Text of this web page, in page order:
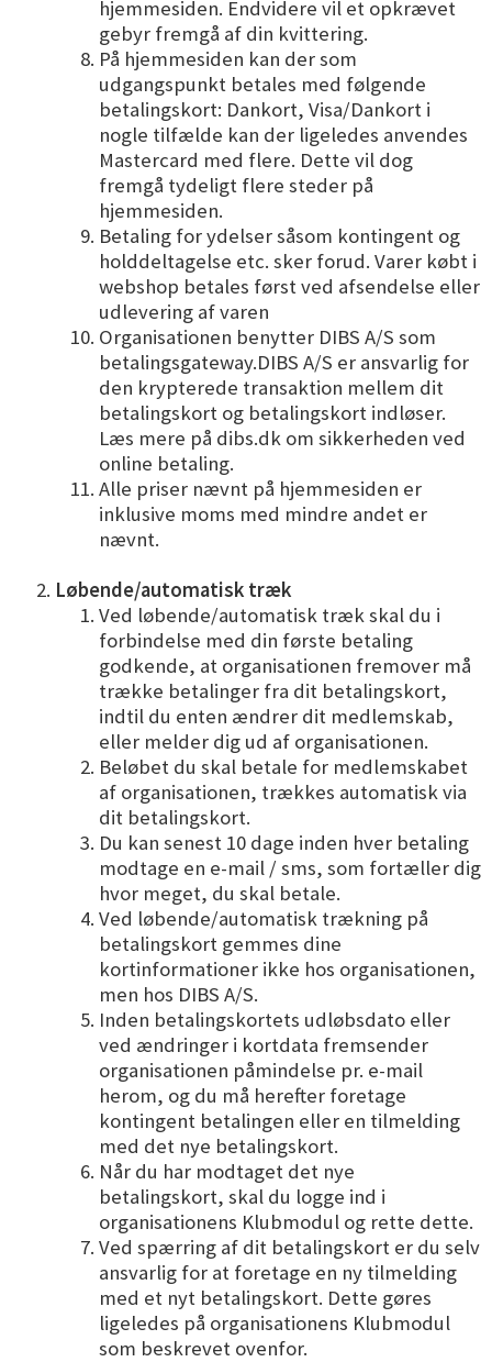
hjemmesiden. Endvidere vil et opkrævet
gebyr fremgå af din kvittering.
På hjemmesiden kan der som
udgangspunkt betales med følgende
betalingskort: Dankort, Visa/Dankort i
nogle tilfælde kan der ligeledes anvendes
Mastercard med flere. Dette vil dog
fremgå tydeligt flere steder på
hjemmesiden.
Betaling for ydelser såsom kontingent og
holddeltagelse etc. sker forud. Varer købt i
webshop betales først ved afsendelse eller
udlevering af varen
Organisationen benytter DIBS A/S som
betalingsgateway.DIBS A/S er ansvarlig for
den krypterede transaktion mellem dit
betalingskort og betalingskort indløser.
Læs mere på dibs.dk om sikkerheden ved
online betaling.
Alle priser nævnt på hjemmesiden er
inklusive moms med mindre andet er
nævnt.
Løbende/automatisk træk
Ved løbende/automatisk træk skal du i
forbindelse med din første betaling
godkende, at organisationen fremover må
trække betalinger fra dit betalingskort,
indtil du enten ændrer dit medlemskab,
eller melder dig ud af organisationen.
Beløbet du skal betale for medlemskabet
af organisationen, trækkes automatisk via
dit betalingskort.
Du kan senest 10 dage inden hver betaling
modtage en e-mail / sms, som fortæller dig
hvor meget, du skal betale.
Ved løbende/automatisk trækning på
betalingskort gemmes dine
kortinformationer ikke hos organisationen,
men hos DIBS A/S.
Inden betalingskortets udløbsdato eller
ved ændringer i kortdata fremsender
organisationen påmindelse pr. e-mail
herom, og du må herefter foretage
kontingent betalingen eller en tilmelding
med det nye betalingskort.
Når du har modtaget det nye
betalingskort, skal du logge ind i
organisationens Klubmodul og rette dette.
Ved spærring af dit betalingskort er du selv
ansvarlig for at foretage en ny tilmelding
med et nyt betalingskort. Dette gøres
ligeledes på organisationens Klubmodul
som beskrevet ovenfor.